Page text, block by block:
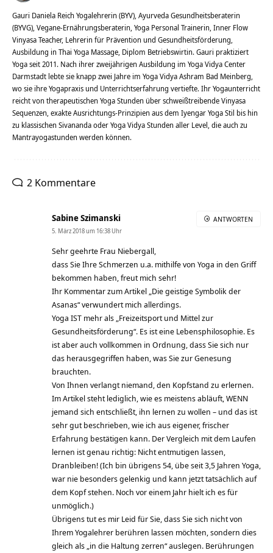
Gauri Daniela Reich Yogalehrerin (BYV), Ayurveda Gesundheitsberaterin
(BYVG), Vegane-Ernährungsberaterin, Yoga Personal Trainerin, Inner Flow
Vinyasa Teacher, Lehrerin für Prävention und Gesundheitsförderung,
Ausbildung in Thai Yoga Massage, Diplom Betriebswirtin. Gauri praktiziert
Yoga seit 2011. Nach ihrer zweijährigen Ausbildung im Yoga Vidya Center
Darmstadt lebte sie knapp zwei Jahre im Yoga Vidya Ashram Bad Meinberg,
wo sie ihre Yogapraxis und Unterrichtserfahrung vertiefte. Ihr Yogaunterricht
reicht von therapeutischen Yoga Stunden über schweißtreibende Vinyasa
Sequenzen, exakte Ausrichtungs-Prinzipien aus dem Iyengar Yoga Stil bis hin
zu klassischen Sivananda oder Yoga Vidya Stunden aller Level, die auch zu
Mantrayogastunden werden können.
2 Kommentare
Sabine Szimanski
5. März 2018 um 16:38 Uhr
Sehr geehrte Frau Niebergall,
dass Sie Ihre Schmerzen u.a. mithilfe von Yoga in den Griff
bekommen haben, freut mich sehr!
Ihr Kommentar zum Artikel „Die geistige Symbolik der
Asanas“ verwundert mich allerdings.
Yoga IST mehr als „Freizeitsport und Mittel zur
Gesundheitsförderung“. Es ist eine Lebensphilosophie. Es
ist aber auch vollkommen in Ordnung, dass Sie sich nur
das herausgegriffen haben, was Sie zur Genesung
brauchten.
Von Ihnen verlangt niemand, den Kopfstand zu erlernen.
Im Artikel steht lediglich, wie es meistens abläuft, WENN
jemand sich entschließt, ihn lernen zu wollen – und das ist
sehr gut beschrieben, wie ich aus eigener, frischer
Erfahrung bestätigen kann. Der Vergleich mit dem Laufen
lernen ist genau richtig: Nicht entmutigen lassen,
Dranbleiben! (Ich bin übrigens 54, übe seit 3,5 Jahren Yoga,
war nie besonders gelenkig und kann jetzt tatsächlich auf
dem Kopf stehen. Noch vor einem Jahr hielt ich es für
unmöglich.)
Übrigens tut es mir Leid für Sie, dass Sie sich nicht von
Ihrem Yogalehrer berühren lassen möchten, sondern dies
gleich als „in die Haltung zerren“ auslegen. Berührungen
ANTWORTEN